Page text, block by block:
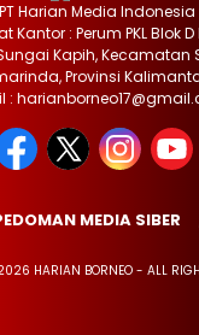
PT Harian Media Indonesia
Kantor : Perum PKL Blok D
Kapih, Kecamatan
Provinsi
:
MEDIA SIBER
HARIAN BORNEO - ALL